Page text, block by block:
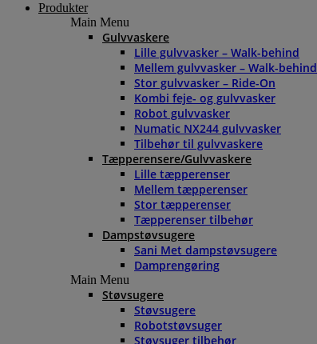
Produkter
Main Menu
Gulvvaskere
Lille gulvvasker – Walk-behind
Mellem gulvvasker – Walk-behind
Stor gulvvasker – Ride-On
Kombi feje- og gulvvasker
Robot gulvvasker
Numatic NX244 gulvvasker
Tilbehør til gulvvaskere
Tæpperensere/Gulvvaskere
Lille tæpperenser
Mellem tæpperenser
Stor tæpperenser
Tæpperenser tilbehør
Dampstøvsugere
Sani Met dampstøvsugere
Damprengøring
Main Menu
Støvsugere
Støvsugere
Robotstøvsuger
Støvsuger tilbehør